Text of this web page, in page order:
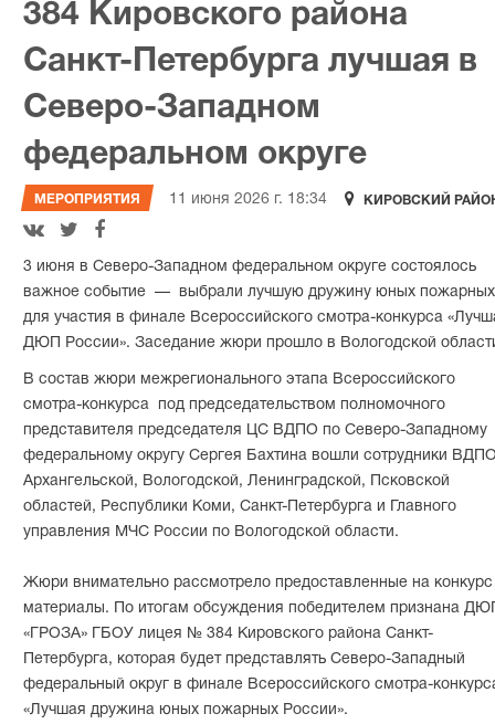
384 Кировского района
Санкт-Петербурга лучшая в
Северо-Западном
федеральном округе
МЕРОПРИЯТИЯ 11 июня 2026 г. 18:34  КИРОВСКИЙ
  
3 июня в Северо-Западном федеральном округе состоялось
важное событие — выбрали лучшую дружину юных пожарных
для участия в финале Всероссийского смотра-конкурса
ДЮП России». Заседание жюри прошло в Вологодской
В состав жюри межрегионального этапа Всероссийского
смотра-конкурса под председательством полномочного
представителя председателя ЦС ВДПО по Северо-Западному
федеральному округу Сергея Бахтина вошли сотрудники
Архангельской, Вологодской, Ленинградской, Псковской
областей, Республики Коми, Санкт-Петербурга и Главного
управления МЧС России по Вологодской области.
Жюри внимательно рассмотрело предоставленные на конкурс
материалы. По итогам обсуждения победителем признана
«ГРОЗА» ГБОУ лицея № 384 Кировского района Санкт-
Петербурга, которая будет представлять Северо-Западный
федеральный округ в финале Всероссийского смотра-
«Лучшая дружина юных пожарных России».